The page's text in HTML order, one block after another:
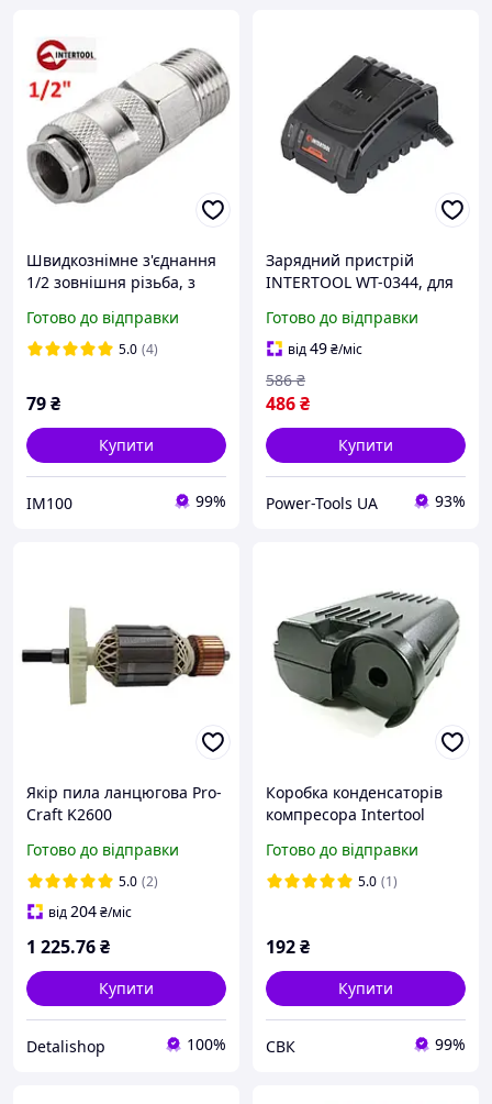
Швидкознімне з'єднання
1/2 зовнішня різьба, з
1806 (Код3950)
Готово до відправки
5.0 (4)
79₴
Купити
IM100 99%
Зарядний пристрій
INTERTOOL WT-0344, для
2,0 А - для швидкого
заряду акумулятора
Готово до відправки
від49₴/міс
486₴
586 ₴
Купити
Power-Tools UA 93%
Якір пила ланцюгова Pro-
Craft K2600
Готово до відправки
5.0 (2)
від204₴/міс
1 225.76₴
Купити
Detalishop 100%
Коробка конденсаторів
компресора Intertool
Готово до відправки
5.0 (1)
192₴
Купити
СВК 99%